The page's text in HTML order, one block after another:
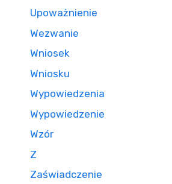
Upoważnienie
Wezwanie
Wniosek
Wniosku
Wypowiedzenia
Wypowiedzenie
Wzór
Z
Zaświadczenie